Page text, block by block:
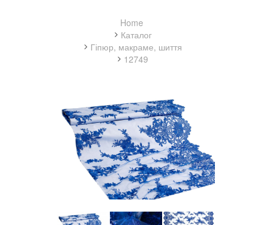
Home
Каталог
гіпюр, макраме, шиття
12749